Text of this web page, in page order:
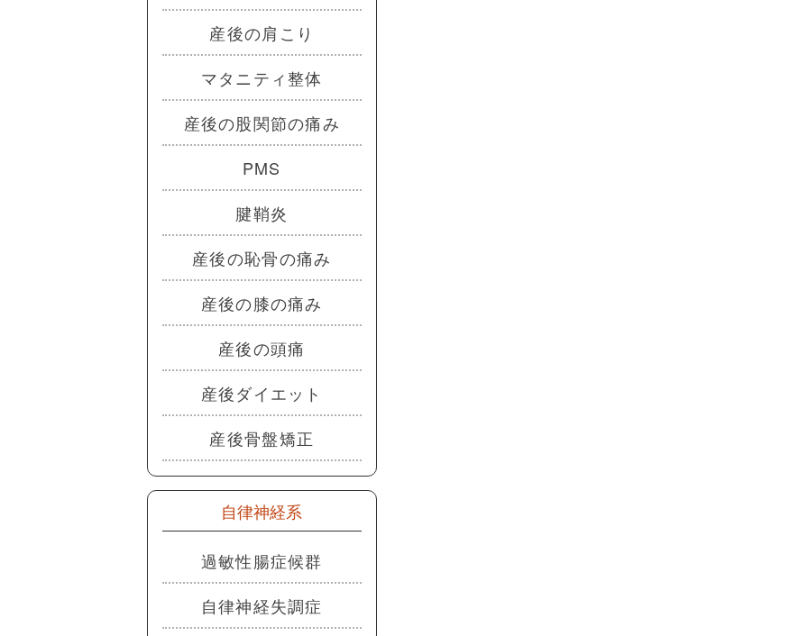
産後の肩こり
マタニティ整体
産後の股関節の痛み
PMS
腱鞘炎
産後の恥骨の痛み
産後の膝の痛み
産後の頭痛
産後ダイエット
産後骨盤矯正
自律神経系
過敏性腸症候群
自律神経失調症